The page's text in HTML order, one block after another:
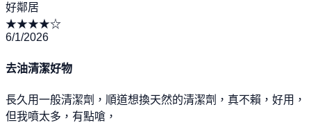
好鄰居
★★★★☆
6/1/2026
去油清潔好物
長久用一般清潔劑，順道想換天然的清潔劑，真不賴，好用，
但我噴太多，有點嗆，